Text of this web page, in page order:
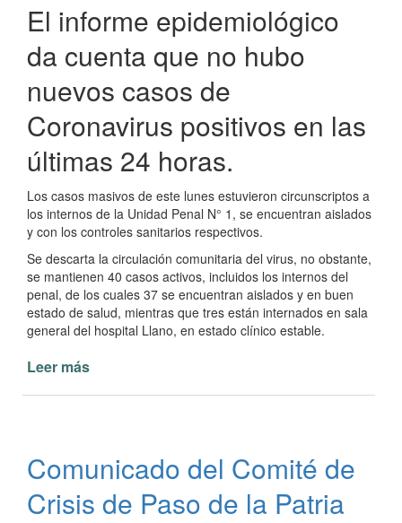
El informe epidemiológico
da cuenta que no hubo
nuevos casos de
Coronavirus positivos en las
últimas 24 horas.
Los casos masivos de este lunes estuvieron circunscriptos a
los internos de la Unidad Penal N° 1, se encuentran aislados
y con los controles sanitarios respectivos.
Se descarta la circulación comunitaria del virus, no obstante,
se mantienen 40 casos activos, incluidos los internos del
penal, de los cuales 37 se encuentran aislados y en buen
estado de salud, mientras que tres están internados en sala
general del hospital Llano, en estado clínico estable.
Leer más
Coronavirus
en
las
Comunicado del Comité de
Crisis de Paso de la Patria